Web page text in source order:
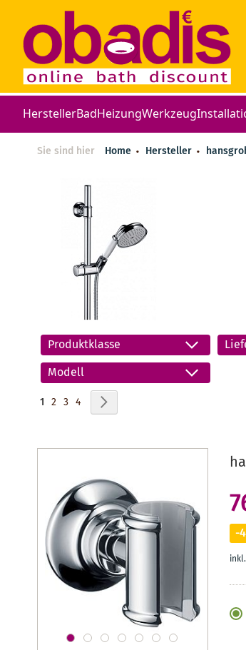
HerstellerBadHeizungWerkzeug
Sie sind hier Home Hersteller
Produktklasse
Modell
Seite
Sie lesen gerade Seite
1 Seite
2 Seite
3 Seite
4
-